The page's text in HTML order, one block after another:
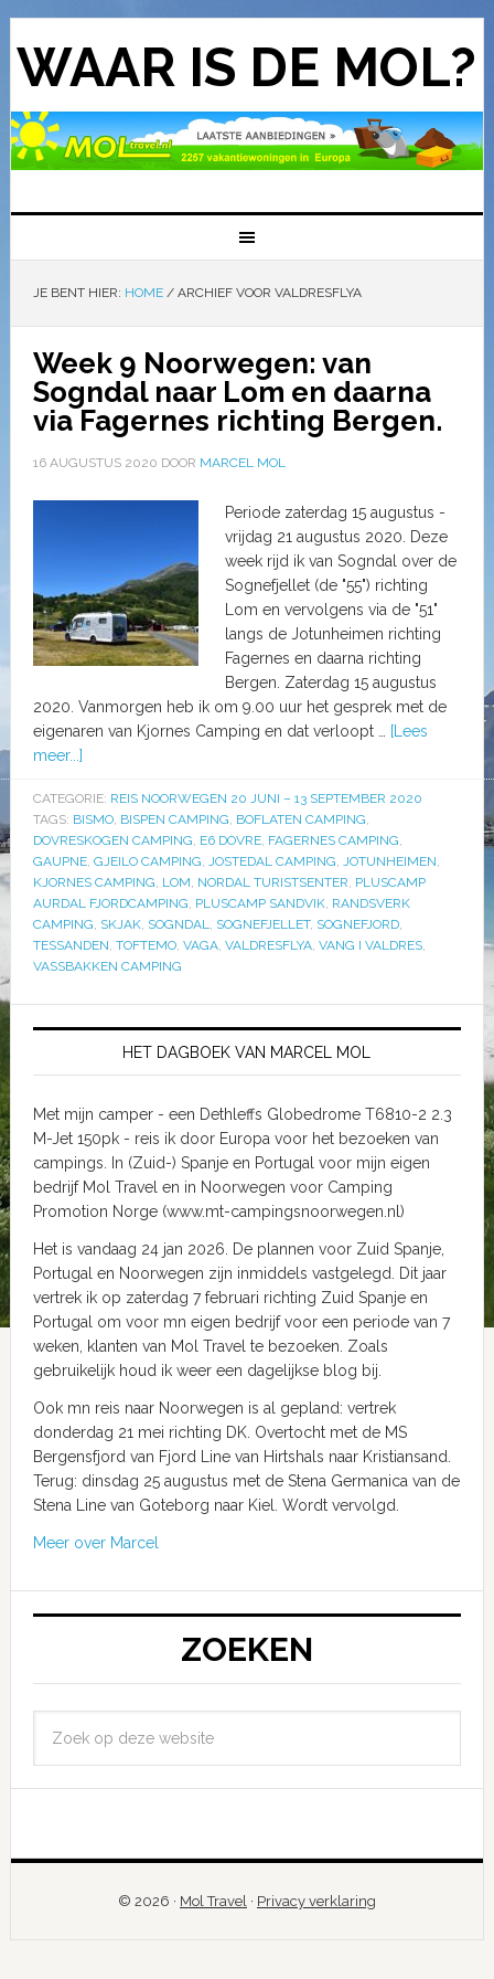
WAAR IS DE MOL?
JE BENT HIER: HOME /ARCHIEF VOOR VALDRESFLYA
Week 9 Noorwegen: van
Sogndal naar Lom en daarna
via Fagernes richting Bergen.
16 AUGUSTUS 2020 DOOR MARCEL MOL
Periode zaterdag 15 augustus -
vrijdag 21 augustus 2020. Deze
week rijd ik van Sogndal over de
Sognefjellet (de "55") richting
Lom en vervolgens via de "51"
langs de Jotunheimen richting
Fagernes en daarna richting
Bergen. Zaterdag 15 augustus
2020. Vanmorgen heb ik om 9.00 uur het gesprek met de
eigenaren van Kjornes Camping en dat verloopt …
[Lees
meer...]
CATEGORIE: REIS NOORWEGEN 20 JUNI – 13 SEPTEMBER 2020
TAGS: BISMO, BISPEN CAMPING, BOFLATEN CAMPING,
DOVRESKOGEN CAMPING, E6 DOVRE, FAGERNES CAMPING,
GAUPNE, GJEILO CAMPING, JOSTEDAL CAMPING, JOTUNHEIMEN,
KJORNES CAMPING, LOM, NORDAL TURISTSENTER, PLUSCAMP
AURDAL FJORDCAMPING, PLUSCAMP SANDVIK, RANDSVERK
CAMPING, SKJAK, SOGNDAL, SOGNEFJELLET, SOGNEFJORD,
TESSANDEN, TOFTEMO, VAGA, VALDRESFLYA, VANG I VALDRES,
VASSBAKKEN CAMPING
HET DAGBOEK VAN MARCEL MOL
Met mijn camper - een Dethleffs Globedrome T6810-2 2.3
M-Jet 150pk - reis ik door Europa voor het bezoeken van
campings. In (Zuid-) Spanje en Portugal voor mijn eigen
bedrijf Mol Travel en in Noorwegen voor Camping
Promotion Norge (www.mt-campingsnoorwegen.nl)
Het is vandaag 24 jan 2026. De plannen voor Zuid Spanje,
Portugal en Noorwegen zijn inmiddels vastgelegd. Dit jaar
vertrek ik op zaterdag 7 februari richting Zuid Spanje en
Portugal om voor mn eigen bedrijf voor een periode van 7
weken, klanten van Mol Travel te bezoeken. Zoals
gebruikelijk houd ik weer een dagelijkse blog bij.
Ook mn reis naar Noorwegen is al gepland: vertrek
donderdag 21 mei richting DK. Overtocht met de MS
Bergensfjord van Fjord Line van Hirtshals naar Kristiansand.
Terug: dinsdag 25 augustus met de Stena Germanica van de
Stena Line van Goteborg naar Kiel. Wordt vervolgd.
Meer over Marcel
ZOEKEN
© 2026 · Mol Travel · Privacy verklaring